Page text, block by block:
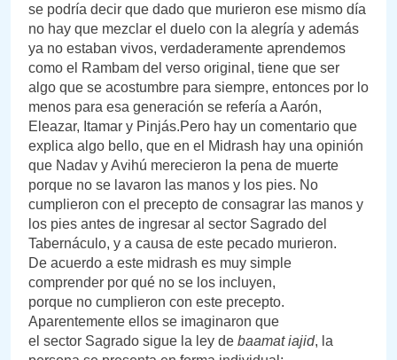
se podría decir que dado que murieron ese mismo día
no hay que mezclar el duelo con la alegría y además
ya no estaban vivos, verdaderamente aprendemos
como el Rambam del verso original, tiene que ser
algo que se acostumbre para siempre, entonces por lo
menos para esa generación se refería a Aarón,
Eleazar, Itamar y Pinjás.Pero hay un comentario que
explica algo bello, que en el Midrash hay una opinión
que Nadav y Avihú merecieron la pena de muerte
porque no se lavaron las manos y los pies. No
cumplieron con el precepto de consagrar las manos y
los pies antes de ingresar al sector Sagrado del
Tabernáculo, y a causa de este pecado murieron.
De acuerdo a este midrash es muy simple
comprender por qué no se los incluyen,
porque no cumplieron con este precepto.
Aparentemente ellos se imaginaron que
el sector Sagrado sigue la ley de baamat iajid, la